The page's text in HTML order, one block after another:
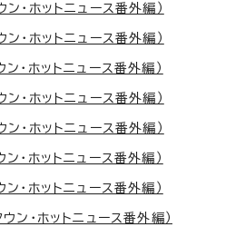
・ホットニュース番外編）
・ホットニュース番外編）
・ホットニュース番外編）
・ホットニュース番外編）
・ホットニュース番外編）
・ホットニュース番外編）
・ホットニュース番外編）
ン・ホットニュース番外編）